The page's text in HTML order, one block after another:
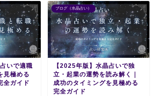
いで適職
見極める
全ガイド
ブログ（水晶占い）
【2025年版】水晶占いで独
立・起業の運勢を読み解く｜
成功のタイミングを見極める
完全ガイド